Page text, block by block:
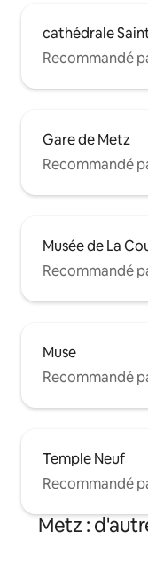
cathédrale
Recommandé
Gare de Metz
Recommandé
Musée de La
Recommandé
Muse
Recommandé
Temple Neuf
Recommandé
Metz :